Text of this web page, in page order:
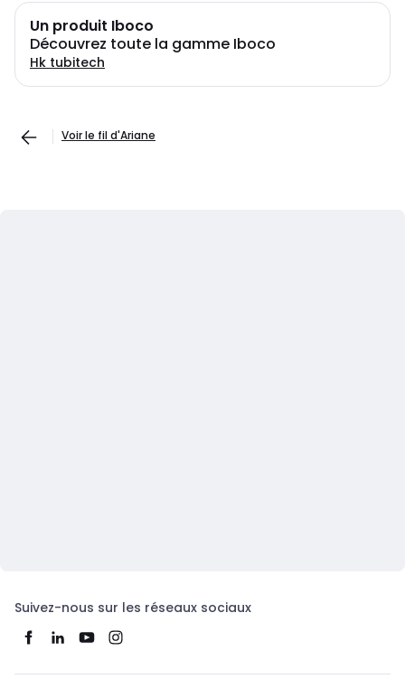
Un produit Iboco
Découvrez toute la gamme Iboco
Hk tubitech
Voir le fil d'Ariane
Suivez-nous sur les réseaux sociaux